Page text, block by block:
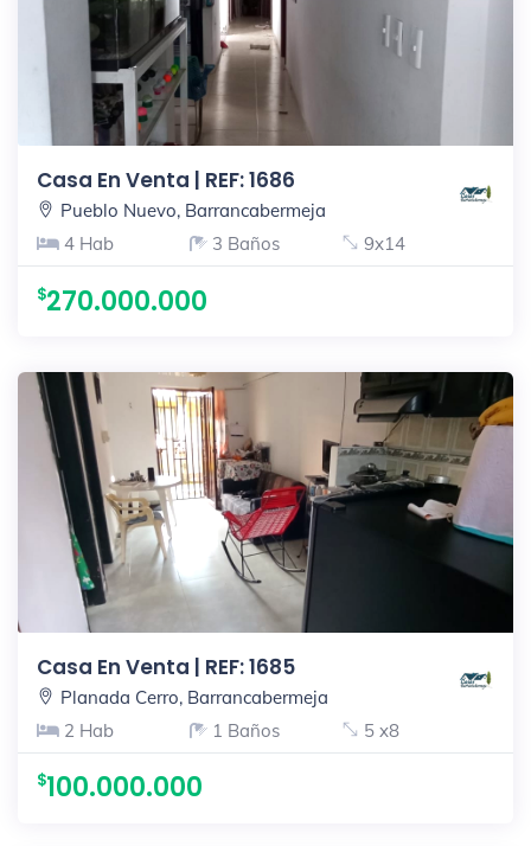
Casa En Venta | REF: 1686
Pueblo Nuevo, Barrancabermeja
4 Hab
3 Baños 9x14
270.000.000
Casa En Venta | REF: 1685
Planada Cerro, Barrancabermeja
2 Hab
1 Baños 5 x8
100.000.000